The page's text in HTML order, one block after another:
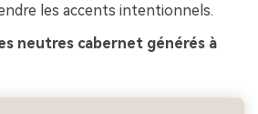
les accents intentionnels.
neutres cabernet générés à